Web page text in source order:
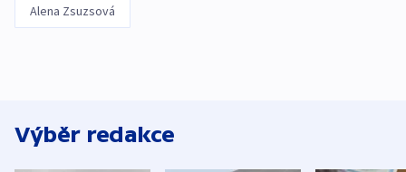
Alena Zsuzsová
Výběr redakce